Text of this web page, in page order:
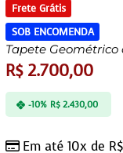
Frete Grátis
SOB ENCOMENDA
Tapete Geométrico
R$2.700,00
Em até 10x de R$
-10% R$2.430,00